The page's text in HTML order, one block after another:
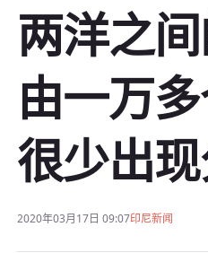
两洋之
由一万
很少出
2020年03月17日 09:07印尼新闻